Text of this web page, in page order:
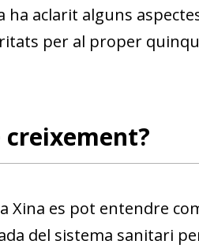
ha aclarit alguns
per al proper
creixement?
Xina es pot entendre
del sistema sanitari